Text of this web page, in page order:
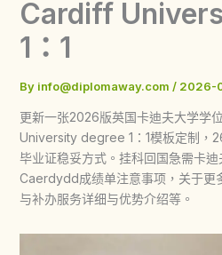
Cardiff
1：1
By info@diplomaway.com / 2026-
更新一张2026版英国卡迪夫大学学
University degree 1：1模板定制，
毕业证稳妥方式。挂科回国急需卡
Caerdydd成绩单注意事项，关于更
与补办服务详细与优势介绍等。